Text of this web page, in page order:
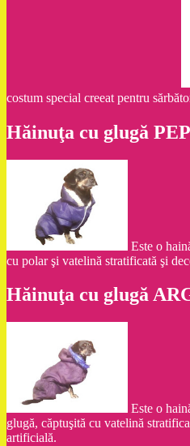
costum special creeat pentru
Hăinuţa cu glugă
Este o
cu polar şi vatelină stratificată şi
Hăinuţa cu glugă
Este o
glugă, căptuşită cu vatelină
artificială.